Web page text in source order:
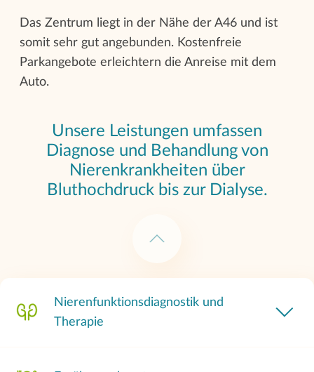
Das Zentrum liegt in der Nähe der A46 und ist
somit sehr gut angebunden. Kostenfreie
Parkangebote erleichtern die Anreise mit dem
Auto.
Unsere Leistungen umfassen
Diagnose und Behandlung von
Nierenkrankheiten über
Bluthochdruck bis zur Dialyse.
Nierenfunktionsdiagnostik und
Therapie